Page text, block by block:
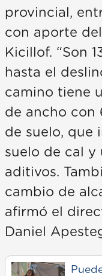
provincial,
con aporte
Kicillof. “Son
hasta el
camino tiene
de ancho con
de suelo, que
suelo de cal y
aditivos.
cambio de
afirmó el
Daniel